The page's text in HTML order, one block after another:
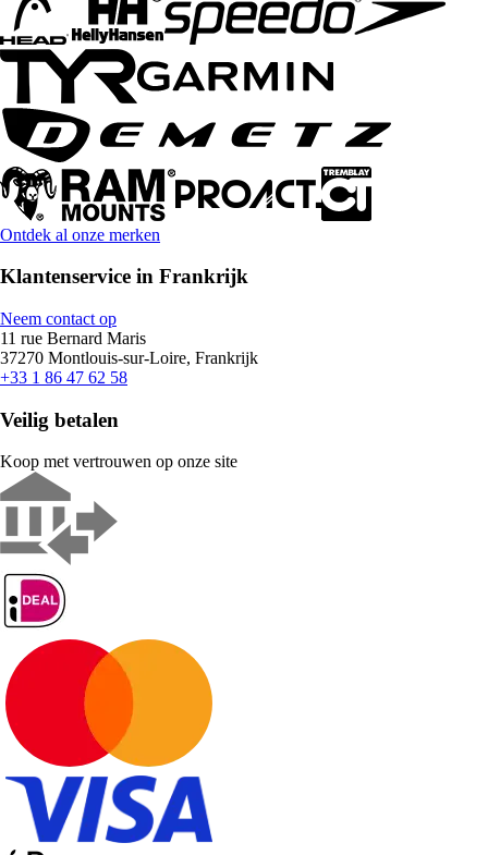
Ontdek al onze merken
Klantenservice in Frankrijk
Neem contact op
11 rue Bernard Maris
37270 Montlouis-sur-Loire, Frankrijk
+33 1 86 47 62 58
Veilig betalen
Koop met vertrouwen op onze site